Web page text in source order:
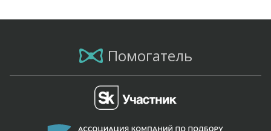
Помогатель